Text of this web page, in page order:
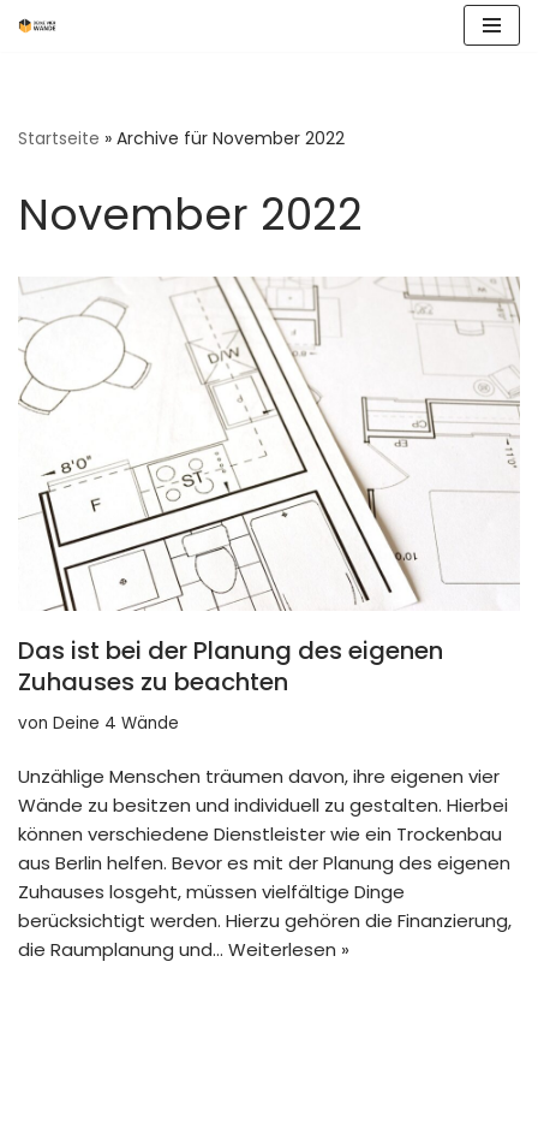
Startseite » Archive für November 2022
November 2022
Das ist bei der Planung des eigenen
Zuhauses zu beachten
von Deine 4 Wände
Unzählige Menschen träumen davon, ihre eigenen vier
Wände zu besitzen und individuell zu gestalten. Hierbei
können verschiedene Dienstleister wie ein Trockenbau
aus Berlin helfen. Bevor es mit der Planung des eigenen
Zuhauses losgeht, müssen vielfältige Dinge
berücksichtigt werden. Hierzu gehören die Finanzierung,
die Raumplanung und… Weiterlesen »